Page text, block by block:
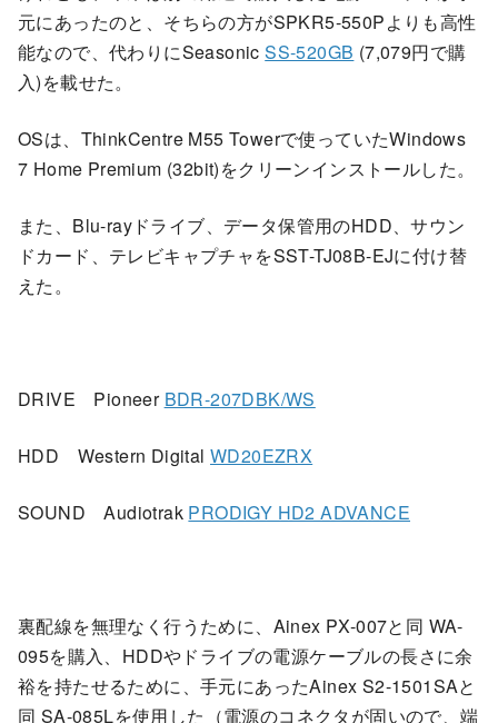
元にあったのと、そちらの方がSPKR5-550Pよりも高性
能なので、代わりにSeasonicSS-520GB (7,079円で購
入)を載せた。
OSは、ThinkCentre M55 Towerで使っていたWindows
7 Home Premium (32bit)をクリーンインストールした。
また、Blu-rayドライブ、データ保管用のHDD、サウン
ドカード、テレビキャプチャをSST-TJ08B-EJに付け替
えた。
DRIVE Pioneer BDR-207DBK/WS
HDD Western Digital WD20EZRX
SOUND Audiotrak PRODIGY HD2 ADVANCE
裏配線を無理なく行うために、Ainex PX-007と同 WA-
095を購入、HDDやドライブの電源ケーブルの長さに余
裕を持たせるために、手元にあったAinex S2-1501SAと
同 SA-085Lを使用した（電源のコネクタが固いので、端